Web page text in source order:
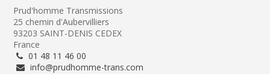
Prud'homme Transmissions
25 chemin d'Aubervilliers
93203 SAINT-DENIS CEDEX
France
01 48 11 46 00
info@prudhomme-trans.com